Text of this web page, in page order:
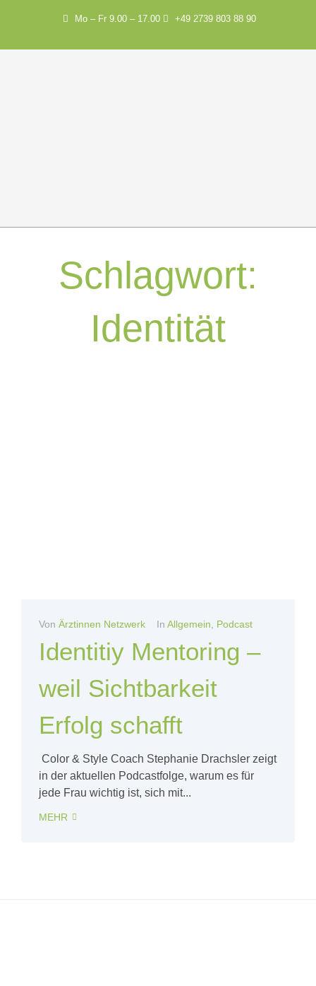
Mo – Fr 9.00 – 17.00 +49 2739 803 88 90
Schlagwort:
Identität
Von Ärztinnen Netzwerk In Allgemein Podcast
Identitiy Mentoring –
weil Sichtbarkeit
Erfolg schafft
Color & Style Coach Stephanie Drachsler zeigt
in der aktuellen Podcastfolge, warum es für
jede Frau wichtig ist, sich mit...
MEHR